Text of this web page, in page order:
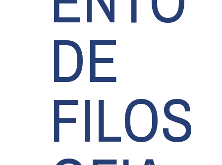
DE
FILOS